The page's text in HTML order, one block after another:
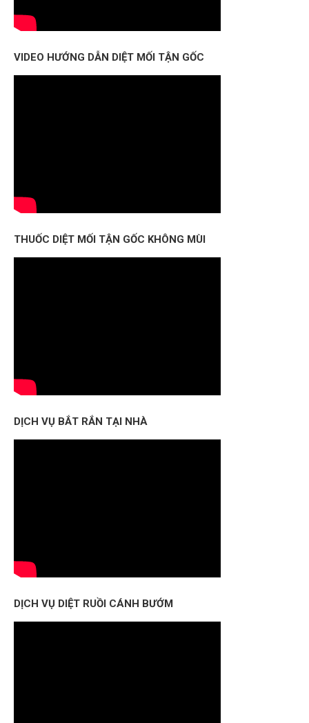
VIDEO HƯỚNG DẪN DIỆT MỐI TẬN GỐC
THUỐC DIỆT MỐI TẬN GỐC KHÔNG MÙI
DỊCH VỤ BẮT RẮN TẠI NHÀ
DỊCH VỤ DIỆT RUỒI CÁNH BƯỚM